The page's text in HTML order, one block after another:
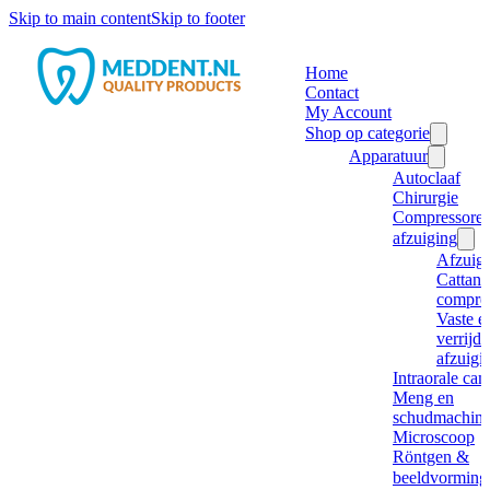
Skip to main contentSkip to footer
Home
Contact
My Account
Shop op categorie
Apparatuur
Autoclaaf
Chirurgie
afzuiging
Cattani
Vaste
Intraorale
Meng en
Microscoop
Röntgen &
beeldvorming